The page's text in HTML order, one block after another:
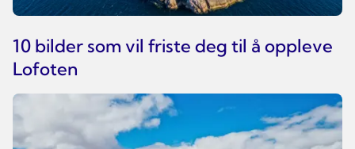
10 bilder som vil friste deg til å oppleve
Lofoten